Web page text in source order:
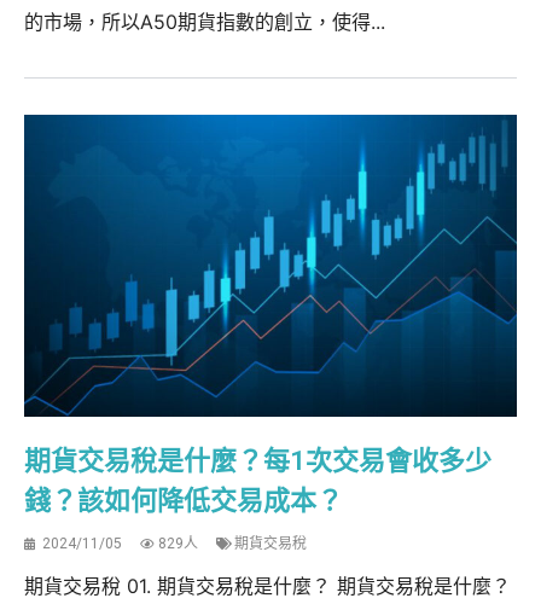
的市場，所以A50期貨指數的創立，使得...
期貨交易稅是什麼？每1次交易會收多少
錢？該如何降低交易成本？
2024/11/05 829人 期貨交易稅
期貨交易稅 01. 期貨交易稅是什麼？ 期貨交易稅是什麼？